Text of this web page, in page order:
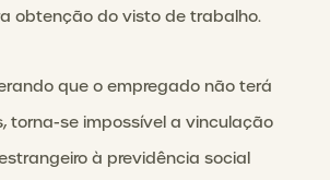
obtenção do visto de trabalho.
que o empregado não terá
torna-se impossível a vinculação
à previdência social